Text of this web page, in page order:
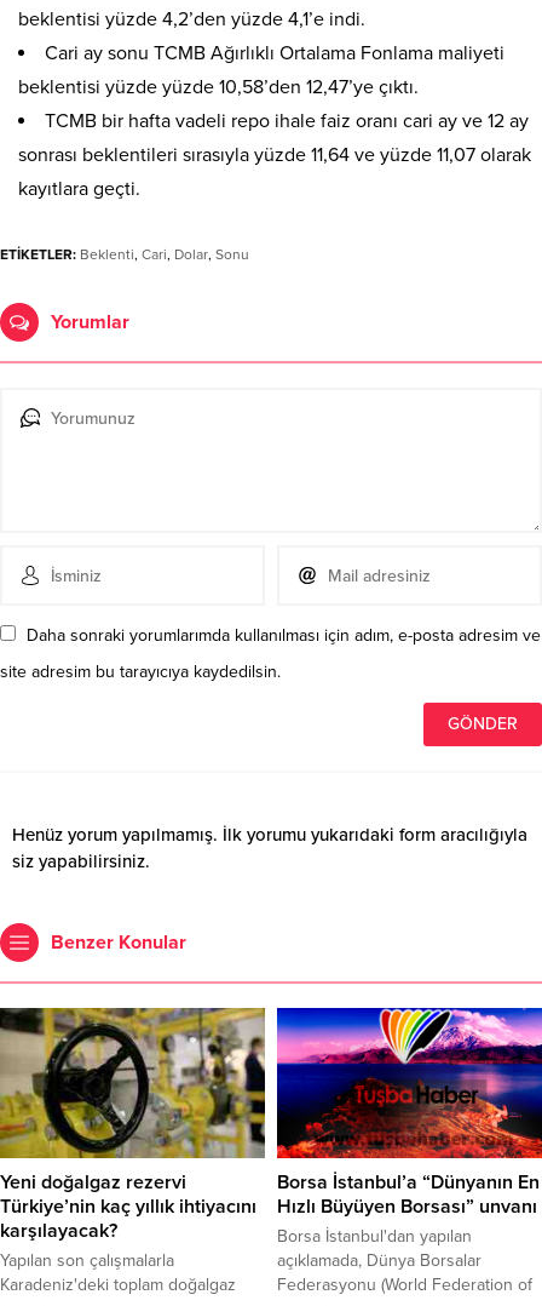
beklentisi yüzde 4,2’den yüzde 4,1’e indi.
Cari ay sonu TCMB Ağırlıklı Ortalama Fonlama maliyeti
beklentisi yüzde yüzde 10,58’den 12,47’ye çıktı.
TCMB bir hafta vadeli repo ihale faiz oranı cari ay ve 12 ay
sonrası beklentileri sırasıyla yüzde 11,64 ve yüzde 11,07 olarak
kayıtlara geçti.
ETİKETLER: Beklenti, Cari, Dolar, Sonu
Yorumlar
Daha sonraki yorumlarımda kullanılması için adım, e-posta adresim ve
site adresim bu tarayıcıya kaydedilsin.
Henüz yorum yapılmamış. İlk yorumu yukarıdaki form aracılığıyla
siz yapabilirsiniz.
Benzer Konular
Yeni doğalgaz rezervi
Türkiye’nin kaç yıllık ihtiyacını
karşılayacak?
Yapılan son çalışmalarla
Karadeniz'deki toplam doğalgaz
Borsa İstanbul’a “Dünyanın En
Hızlı Büyüyen Borsası” unvanı
Borsa İstanbul'dan yapılan
açıklamada, Dünya Borsalar
Federasyonu (World Federation of